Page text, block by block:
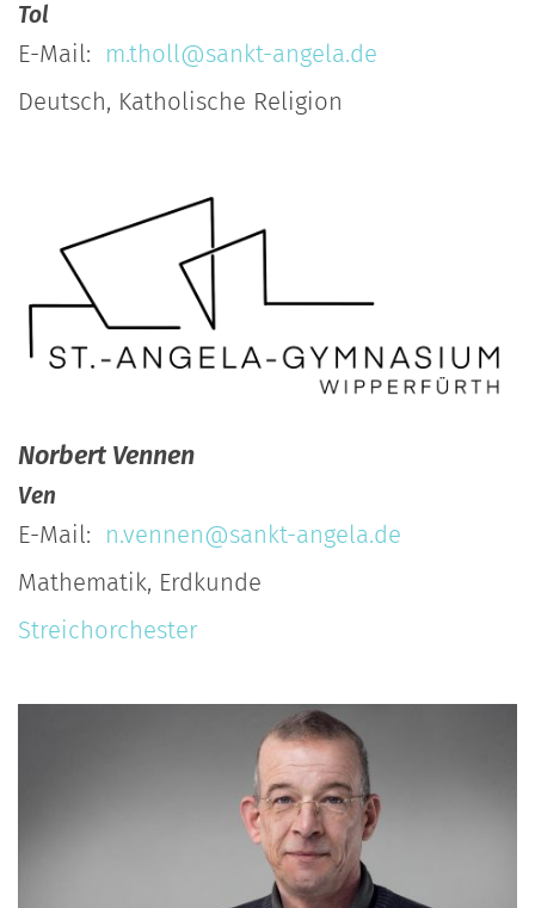
Tol
E-Mail:
m.tholl@sankt-angela.de
Deutsch, Katholische Religion
Norbert Vennen
Ven
E-Mail:
n.vennen@sankt-angela.de
Mathematik, Erdkunde
Streichorchester